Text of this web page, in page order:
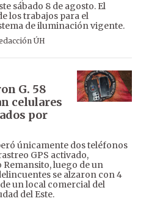
sábado 8 de agosto. El
los trabajos para el
de iluminación vigente.
ÚH
G. 58
celulares
por
únicamente dos teléfonos
GPS activado,
luego de un
se alzaron con 4
un local comercial del
del Este.